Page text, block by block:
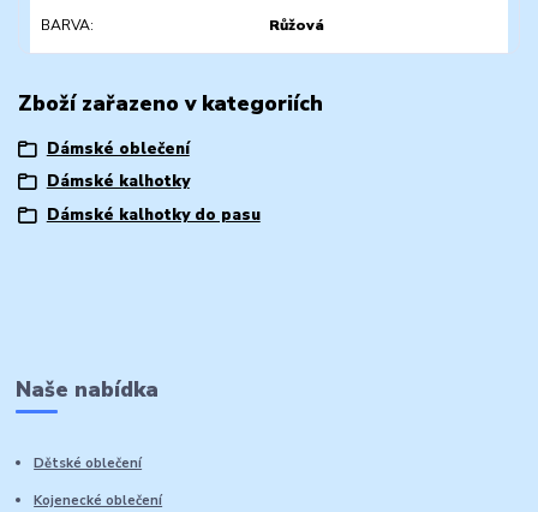
BARVA Růžová
Zboží zařazeno v kategoriích
Dámské oblečení
Dámské kalhotky
Dámské kalhotky do pasu
Naše nabídka
Dětské oblečení
Kojenecké oblečení